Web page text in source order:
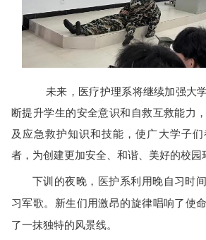
未来，医疗护理系将继续加强大
断提升学生的安全意识和自救互救能力
及应急救护知识和技能，使广大学子
者，为创建更加安全、和谐、美好的校园
下训的夜晚，医护系利用晚自习时
习军歌。新生们用激昂的旋律唱响了使
了一抹独特的风景线。